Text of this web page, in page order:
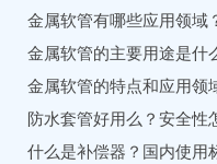
金属软管有哪些应用领域
金属软管的主要用途是什
金属软管的特点和应用领
防水套管好用么？安全性
什么是补偿器？国内使用